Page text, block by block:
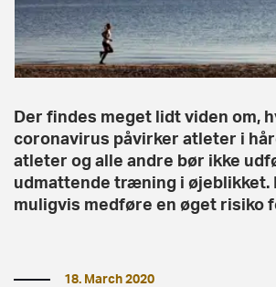
Der findes meget lidt viden om,
coronavirus påvirker atleter i
atleter og alle andre bør ikke
udmattende træning i øjeblikket.
muligvis medføre en øget risiko
18. March 2020